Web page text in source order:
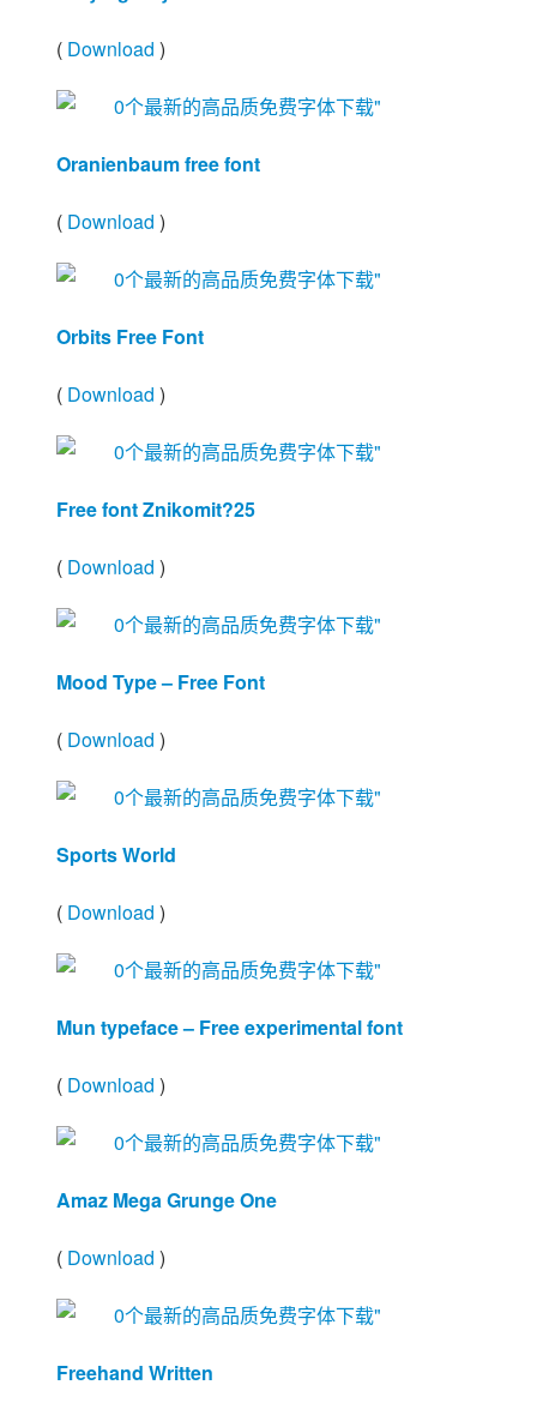
( Download )
Oranienbaum free font
( Download )
Orbits Free Font
( Download )
Free font Znikomit?25
( Download )
Mood Type – Free Font
( Download )
Sports World
( Download )
Mun typeface – Free experimental font
( Download )
Amaz Mega Grunge One
( Download )
Freehand Written